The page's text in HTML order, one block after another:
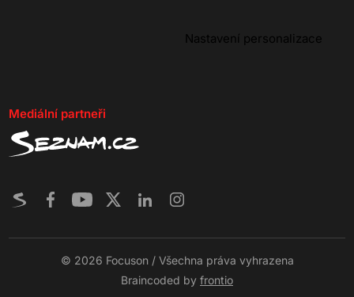
Nastavení personalizace
Mediální partneři
© 2026 Focuson / Všechna práva vyhrazena
Braincoded by frontio